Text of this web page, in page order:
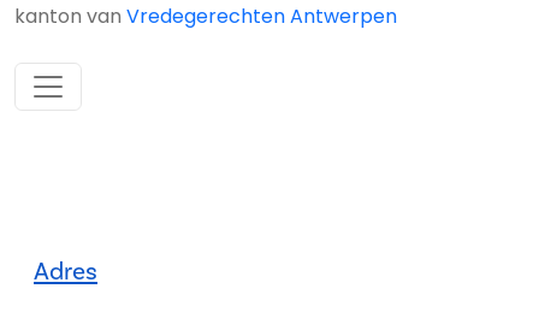
kanton van Vredegerechten Antwerpen
Adres